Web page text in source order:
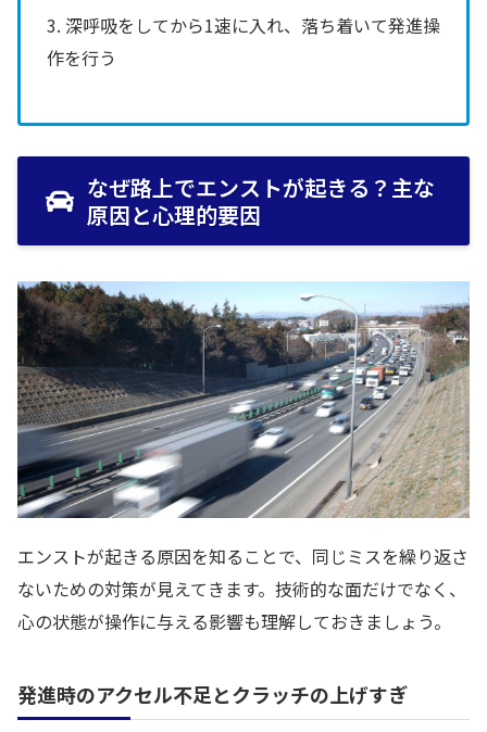
3. 深呼吸をしてから1速に入れ、落ち着いて発進操
作を行う
なぜ路上でエンストが起きる？主な
原因と心理的要因
エンストが起きる原因を知ることで、同じミスを繰り返さ
ないための対策が見えてきます。技術的な面だけでなく、
心の状態が操作に与える影響も理解しておきましょう。
発進時のアクセル不足とクラッチの上げすぎ